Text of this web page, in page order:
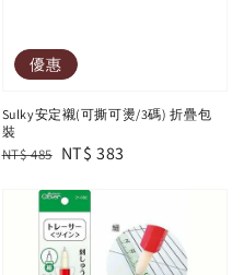
優惠
Sulky安定襯(可撕可燙/3碼) 折疊包
裝
Regular
NT$ 485 Sale
NT$ 383